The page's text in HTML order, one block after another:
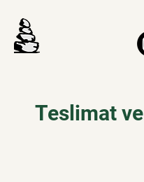
Teslimat